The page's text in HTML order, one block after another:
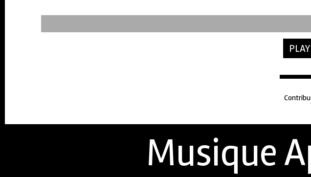
PLAY
Musique